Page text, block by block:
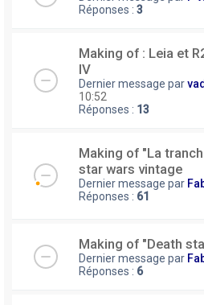
Réponses : 3
Making of : Leia et
IV
Dernier message par
10:52
Réponses : 13
Making of "La
star wars vintage
Dernier message par
Réponses : 61
Making of "Death
Dernier message par
Réponses : 6